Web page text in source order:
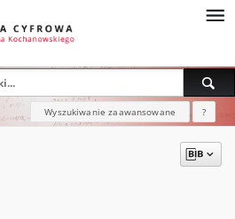
Wyszukiwanie zaawansowane ?